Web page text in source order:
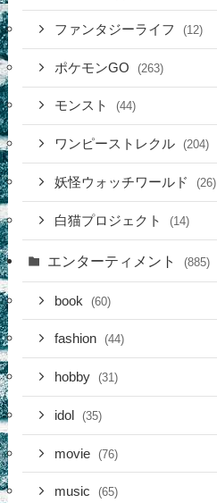
ファンタジーライフ (12)
ポケモンGO (263)
モンスト (44)
ワンピーストレクル (204)
妖怪ウォッチワールド (26)
白猫プロジェクト (14)
エンターティメント (885)
book (60)
fashion (44)
hobby (31)
idol (35)
movie (76)
music (65)